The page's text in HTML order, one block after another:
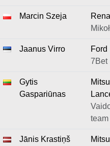
Marcin Szeja
Jaanus Virro
Ford
7Bet
Gytis
Gaspariūnas
Jānis Krastiņš